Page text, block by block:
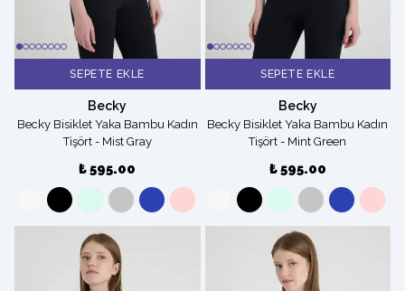
SEPETE EKLE
Becky
Becky Bisiklet Yaka Bambu Kadın
Tişört - Mist Gray
₺ 595.00
SEPETE EKLE
Becky
Becky Bisiklet Yaka Bambu Kadın
Tişört - Mint Green
₺ 595.00